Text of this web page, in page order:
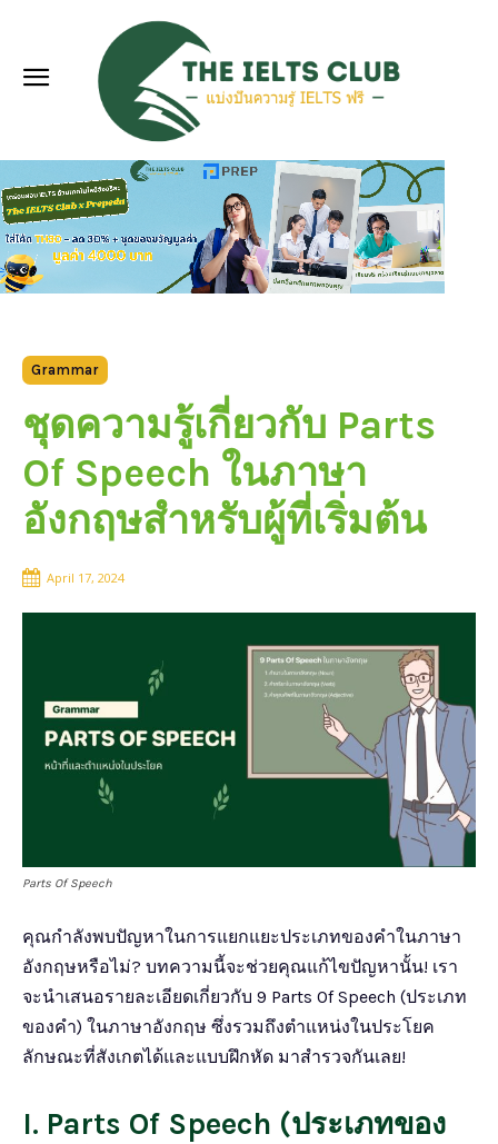
Grammar
ชุดความรู้เกี่ยวกับ Parts
Of Speech ในภาษา
อังกฤษสำหรับผู้ที่เริ่มต้น
April 17, 2024
Parts Of Speech
คุณกำลังพบปัญหาในการแยกแยะประเภทของคำในภาษา
อังกฤษหรือไม่? บทความนี้จะช่วยคุณแก้ไขปัญหานั้น! เรา
จะนำเสนอรายละเอียดเกี่ยวกับ 9 Parts Of Speech (ประเภท
ของคำ) ในภาษาอังกฤษ ซึ่งรวมถึงตำแหน่งในประโยค
ลักษณะที่สังเกตได้และแบบฝึกหัด มาสำรวจกันเลย!
I. Parts Of Speech (ประเภทของ